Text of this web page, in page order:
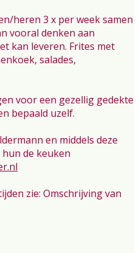
heren 3 x per week samen
vooral denken aan
kan leveren. Frites met
salades,
voor een gezellig gedekte
bepaald uzelf.
en middels deze
de keuken
zie: Omschrijving van